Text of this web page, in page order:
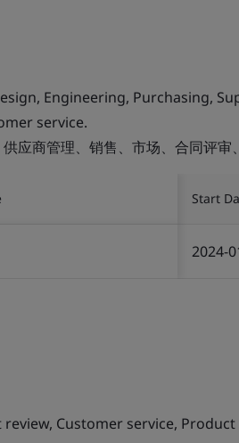
Engineering, Purchasing,
service.
应商管理、销售、市场、合同评审
Start
2024-
Customer service,